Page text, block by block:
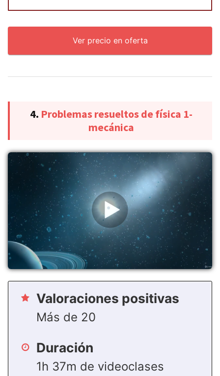
Ver precio en oferta
4. Problemas resueltos de física 1-
mecánica
Valoraciones positivas
Más de 20
Duración
1h 37m de videoclases